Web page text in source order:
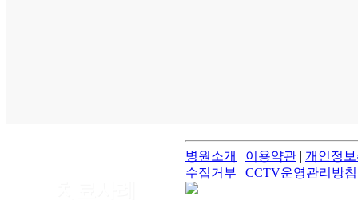
병원소개 | 이용약관 | 개인정
수집거부 | CCTV운영관리방침